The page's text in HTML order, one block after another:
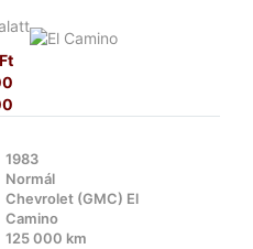
1983
Normál
Chevrolet (GMC) El
Camino
125 000 km